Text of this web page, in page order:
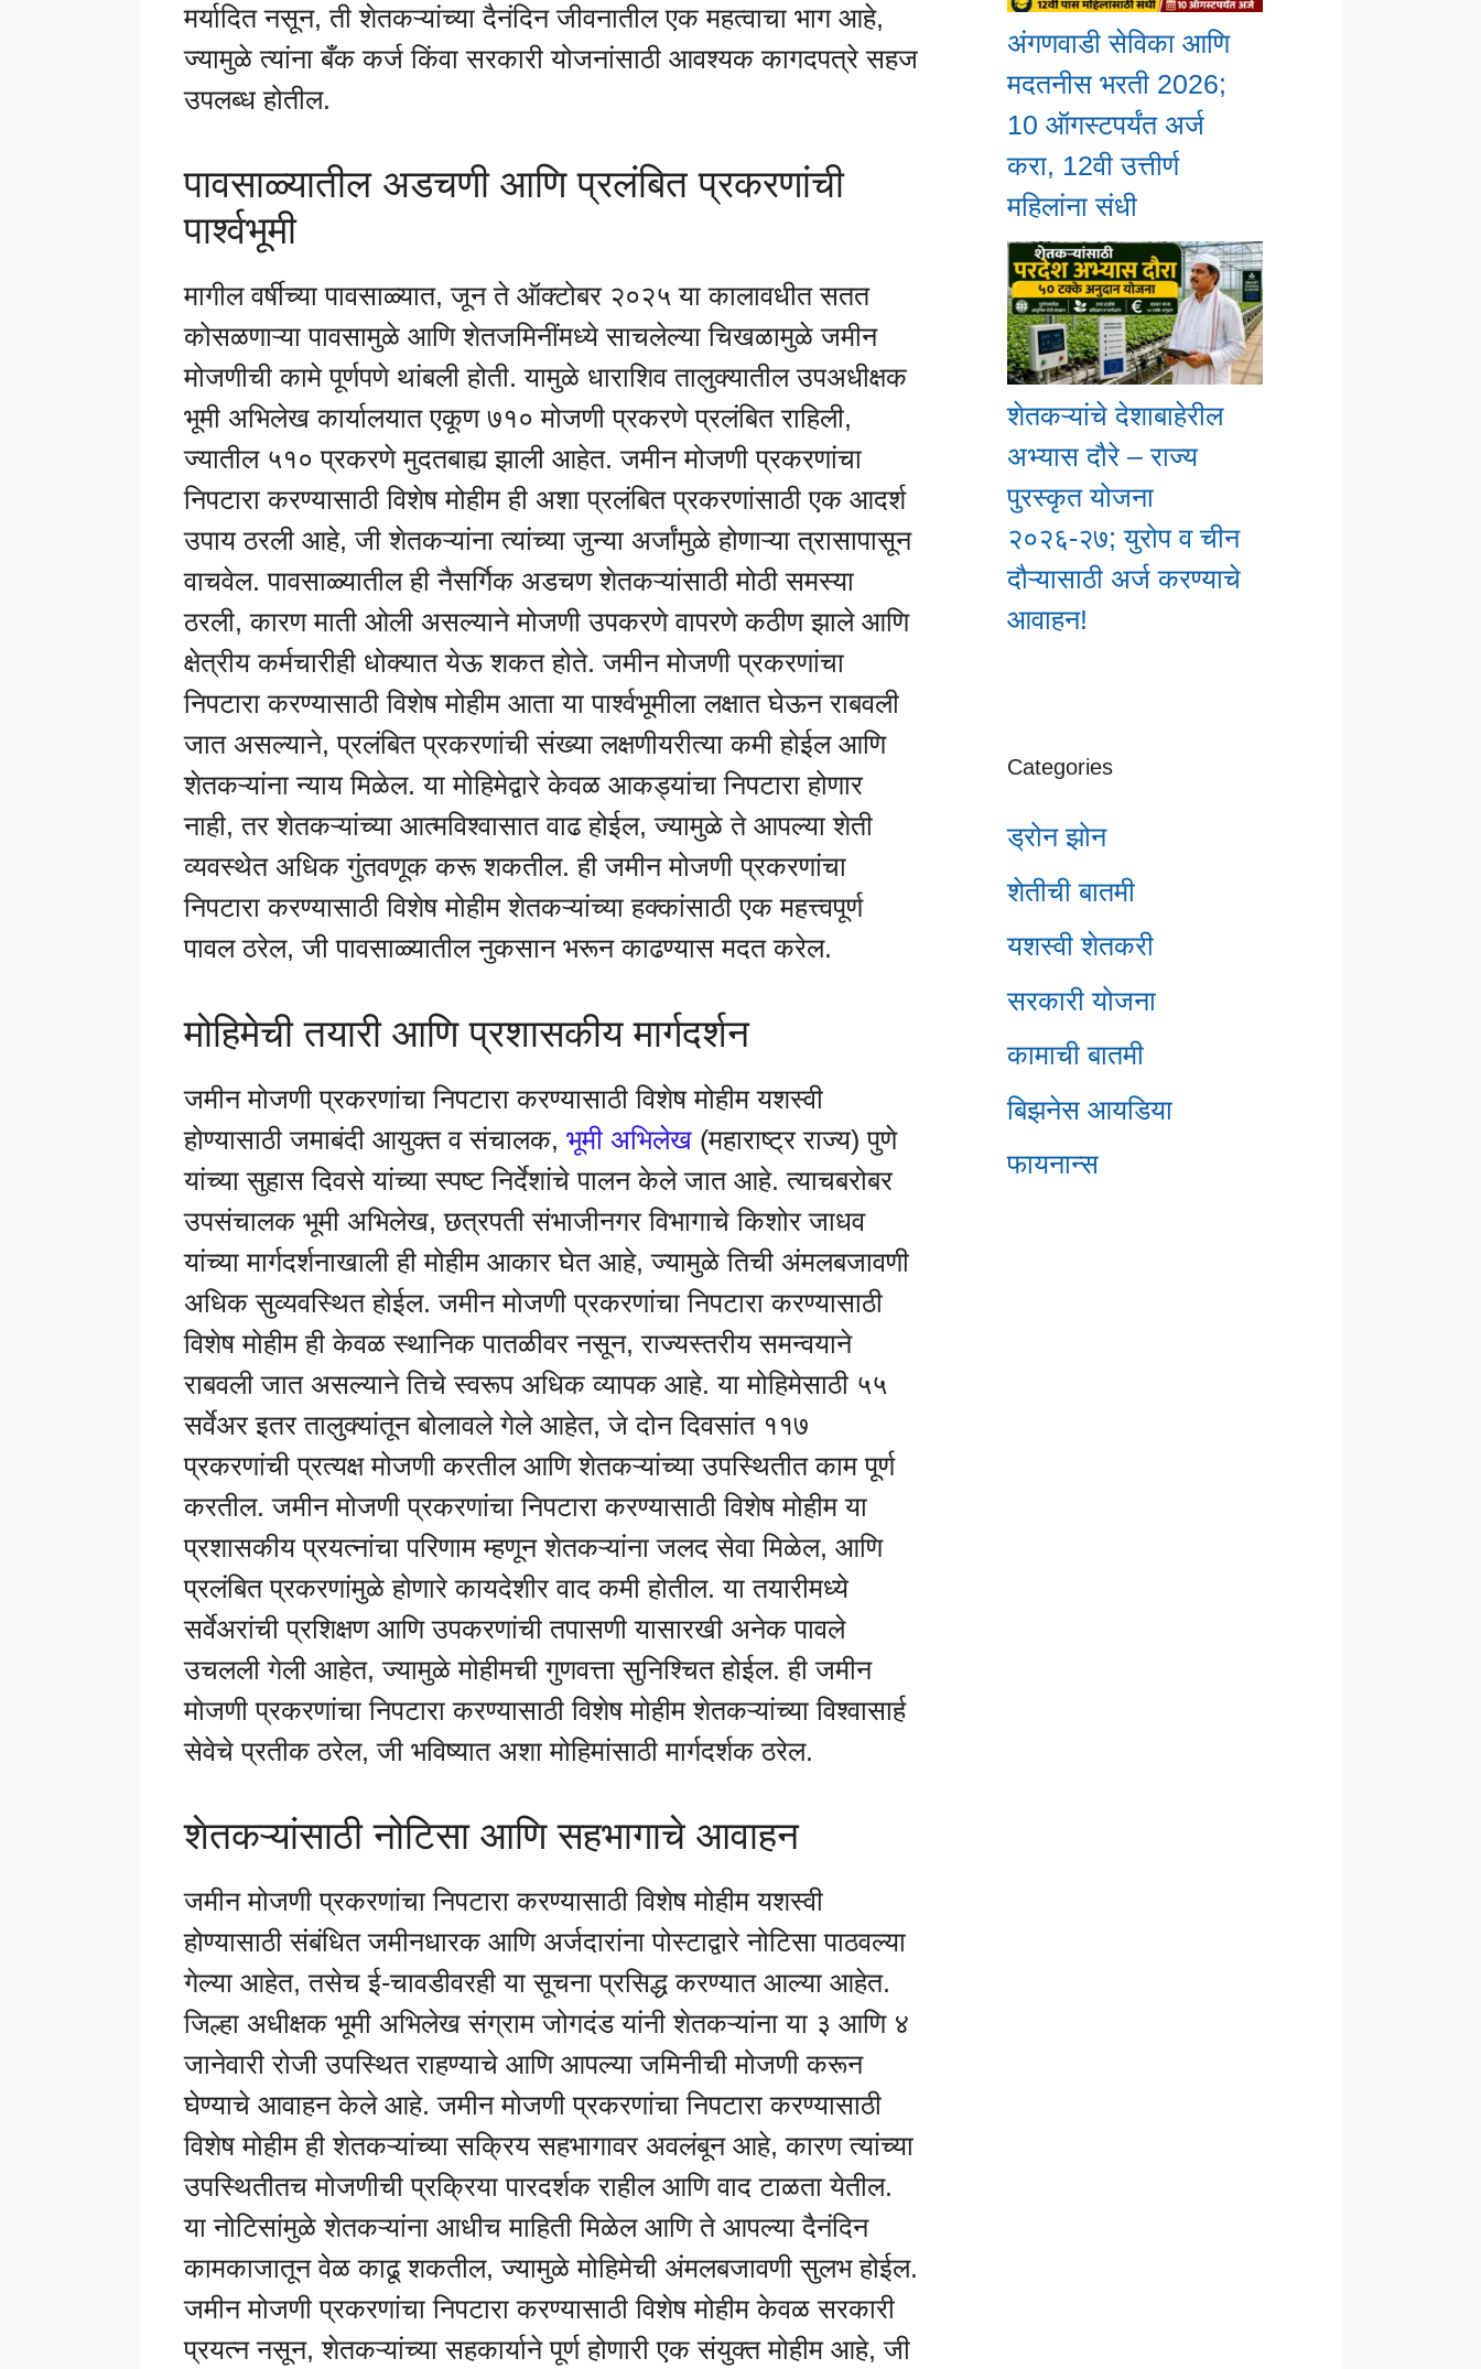
मर्यादित नसून, ती शेतकऱ्यांच्या दैनंदिन जीवनातील एक महत्वाचा भाग आहे,
ज्यामुळे त्यांना बँक कर्ज किंवा सरकारी योजनांसाठी आवश्यक कागदपत्रे सहज
उपलब्ध होतील.
पावसाळ्यातील अडचणी आणि प्रलंबित प्रकरणांची
पार्श्वभूमी
मागील वर्षीच्या पावसाळ्यात, जून ते ऑक्टोबर २०२५ या कालावधीत सतत
कोसळणाऱ्या पावसामुळे आणि शेतजमिनींमध्ये साचलेल्या चिखळामुळे जमीन
मोजणीची कामे पूर्णपणे थांबली होती. यामुळे धाराशिव तालुक्यातील उपअधीक्षक
भूमी अभिलेख कार्यालयात एकूण ७१० मोजणी प्रकरणे प्रलंबित राहिली,
ज्यातील ५१० प्रकरणे मुदतबाह्य झाली आहेत. जमीन मोजणी प्रकरणांचा
निपटारा करण्यासाठी विशेष मोहीम ही अशा प्रलंबित प्रकरणांसाठी एक आदर्श
उपाय ठरली आहे, जी शेतकऱ्यांना त्यांच्या जुन्या अर्जांमुळे होणाऱ्या त्रासापासून
वाचवेल. पावसाळ्यातील ही नैसर्गिक अडचण शेतकऱ्यांसाठी मोठी समस्या
ठरली, कारण माती ओली असल्याने मोजणी उपकरणे वापरणे कठीण झाले आणि
क्षेत्रीय कर्मचारीही धोक्यात येऊ शकत होते. जमीन मोजणी प्रकरणांचा
निपटारा करण्यासाठी विशेष मोहीम आता या पार्श्वभूमीला लक्षात घेऊन राबवली
जात असल्याने, प्रलंबित प्रकरणांची संख्या लक्षणीयरीत्या कमी होईल आणि
शेतकऱ्यांना न्याय मिळेल. या मोहिमेद्वारे केवळ आकड्यांचा निपटारा होणार
नाही, तर शेतकऱ्यांच्या आत्मविश्वासात वाढ होईल, ज्यामुळे ते आपल्या शेती
व्यवस्थेत अधिक गुंतवणूक करू शकतील. ही जमीन मोजणी प्रकरणांचा
निपटारा करण्यासाठी विशेष मोहीम शेतकऱ्यांच्या हक्कांसाठी एक महत्त्वपूर्ण
पावल ठरेल, जी पावसाळ्यातील नुकसान भरून काढण्यास मदत करेल.
मोहिमेची तयारी आणि प्रशासकीय मार्गदर्शन
जमीन मोजणी प्रकरणांचा निपटारा करण्यासाठी विशेष मोहीम यशस्वी
होण्यासाठी जमाबंदी आयुक्त व संचालक, भूमी अभिलेख (महाराष्ट्र राज्य) पुणे
यांच्या सुहास दिवसे यांच्या स्पष्ट निर्देशांचे पालन केले जात आहे. त्याचबरोबर
उपसंचालक भूमी अभिलेख, छत्रपती संभाजीनगर विभागाचे किशोर जाधव
यांच्या मार्गदर्शनाखाली ही मोहीम आकार घेत आहे, ज्यामुळे तिची अंमलबजावणी
अधिक सुव्यवस्थित होईल. जमीन मोजणी प्रकरणांचा निपटारा करण्यासाठी
विशेष मोहीम ही केवळ स्थानिक पातळीवर नसून, राज्यस्तरीय समन्वयाने
राबवली जात असल्याने तिचे स्वरूप अधिक व्यापक आहे. या मोहिमेसाठी ५५
सर्वेअर इतर तालुक्यांतून बोलावले गेले आहेत, जे दोन दिवसांत ११७
प्रकरणांची प्रत्यक्ष मोजणी करतील आणि शेतकऱ्यांच्या उपस्थितीत काम पूर्ण
करतील. जमीन मोजणी प्रकरणांचा निपटारा करण्यासाठी विशेष मोहीम या
प्रशासकीय प्रयत्नांचा परिणाम म्हणून शेतकऱ्यांना जलद सेवा मिळेल, आणि
प्रलंबित प्रकरणांमुळे होणारे कायदेशीर वाद कमी होतील. या तयारीमध्ये
सर्वेअरांची प्रशिक्षण आणि उपकरणांची तपासणी यासारखी अनेक पावले
उचलली गेली आहेत, ज्यामुळे मोहीमची गुणवत्ता सुनिश्चित होईल. ही जमीन
मोजणी प्रकरणांचा निपटारा करण्यासाठी विशेष मोहीम शेतकऱ्यांच्या विश्वासार्ह
सेवेचे प्रतीक ठरेल, जी भविष्यात अशा मोहिमांसाठी मार्गदर्शक ठरेल.
शेतकऱ्यांसाठी नोटिसा आणि सहभागाचे आवाहन
जमीन मोजणी प्रकरणांचा निपटारा करण्यासाठी विशेष मोहीम यशस्वी
होण्यासाठी संबंधित जमीनधारक आणि अर्जदारांना पोस्टाद्वारे नोटिसा पाठवल्या
गेल्या आहेत, तसेच ई-चावडीवरही या सूचना प्रसिद्ध करण्यात आल्या आहेत.
जिल्हा अधीक्षक भूमी अभिलेख संग्राम जोगदंड यांनी शेतकऱ्यांना या ३ आणि ४
जानेवारी रोजी उपस्थित राहण्याचे आणि आपल्या जमिनीची मोजणी करून
घेण्याचे आवाहन केले आहे. जमीन मोजणी प्रकरणांचा निपटारा करण्यासाठी
विशेष मोहीम ही शेतकऱ्यांच्या सक्रिय सहभागावर अवलंबून आहे, कारण त्यांच्या
उपस्थितीतच मोजणीची प्रक्रिया पारदर्शक राहील आणि वाद टाळता येतील.
या नोटिसांमुळे शेतकऱ्यांना आधीच माहिती मिळेल आणि ते आपल्या दैनंदिन
कामकाजातून वेळ काढू शकतील, ज्यामुळे मोहिमेची अंमलबजावणी सुलभ होईल.
जमीन मोजणी प्रकरणांचा निपटारा करण्यासाठी विशेष मोहीम केवळ सरकारी
प्रयत्न नसून, शेतकऱ्यांच्या सहकार्याने पूर्ण होणारी एक संयुक्त मोहीम आहे, जी
अंगणवाडी सेविका आणि
मदतनीस भरती 2026;
10 ऑगस्टपर्यंत अर्ज
करा, 12वी उत्तीर्ण
महिलांना संधी
शेतकऱ्यांचे देशाबाहेरील
अभ्यास दौरे – राज्य
पुरस्कृत योजना
२०२६-२७; युरोप व चीन
दौऱ्यासाठी अर्ज करण्याचे
आवाहन!
Categories
ड्रोन झोन
शेतीची बातमी
यशस्वी शेतकरी
सरकारी योजना
कामाची बातमी
बिझनेस आयडिया
फायनान्स